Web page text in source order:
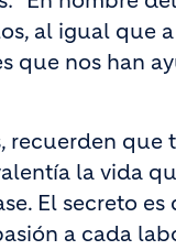
al igual que
que nos han
recuerden que
la vida
El secreto
a cada